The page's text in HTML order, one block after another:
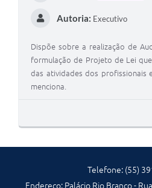
Contas Públicas
Telefones Úteis
Termos de Uso & Política de Privacidade
Autoria: Executivo
Dispõe sobre a realização de
formulação de Projeto de Lei
das atividades dos profissionais
menciona.
Telefone: (55)
Endereço: Palácio Rio Branco -